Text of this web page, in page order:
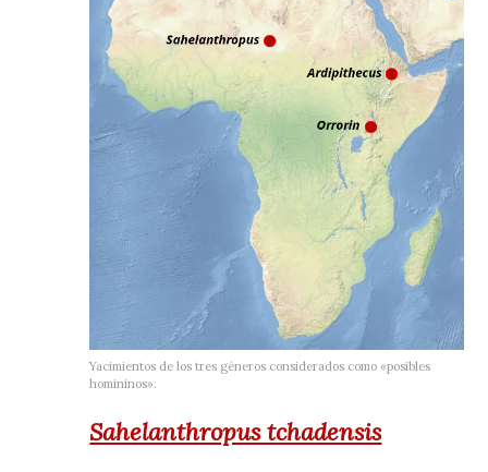
Yacimientos de los tres géneros considerados como «posibles
homininos».
Sahelanthropus tchadensis